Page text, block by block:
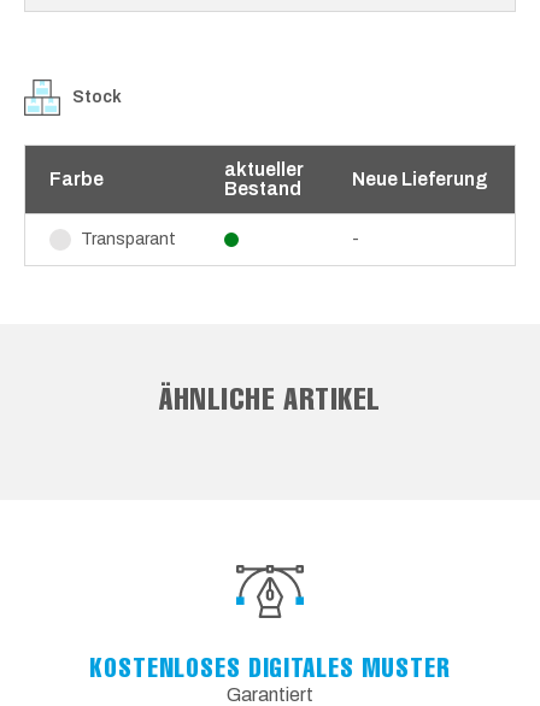
Stock
Farbe
aktueller
Bestand
Neue Lieferung
Transparant -
ÄHNLICHE ARTIKEL
KOSTENLOSES DIGITALES MUSTER
Garantiert